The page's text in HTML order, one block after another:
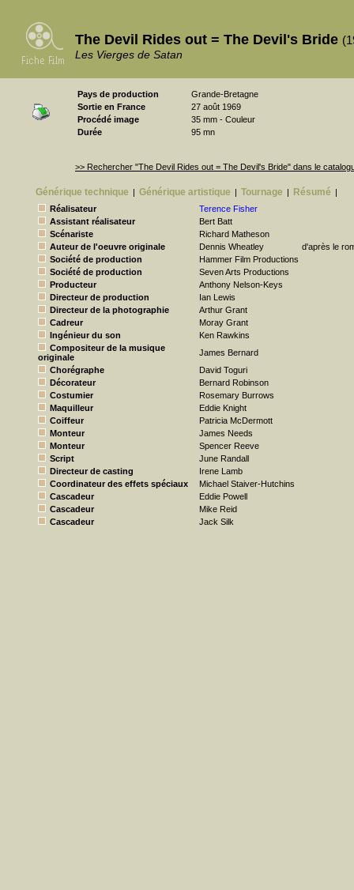
The Devil Rides out = The Devil's Bride
Les Vierges de Satan
Pays de production
Grande-Bretagne
Sortie en France
27 août 1969
Procédé image
35 mm - Couleur
Durée
95 mn
>> Rechercher "The Devil Rides out = The Devil's Bride" dans le
Générique technique | Générique artistique | Tournage | Résumé |
Réalisateur
Terence Fisher
Assistant réalisateur
Bert Batt
Scénariste
Richard Matheson
Auteur de l'oeuvre originale
Dennis Wheatley
d'après le
Société de production
Hammer Film Productions
Société de production
Seven Arts Productions
Producteur
Anthony Nelson-Keys
Directeur de production
Ian Lewis
Directeur de la photographie
Arthur Grant
Cadreur
Moray Grant
Ingénieur du son
Ken Rawkins
Compositeur de la musique
originale
James Bernard
Chorégraphe
David Toguri
Décorateur
Bernard Robinson
Costumier
Rosemary Burrows
Maquilleur
Eddie Knight
Coiffeur
Patricia McDermott
Monteur
James Needs
Monteur
Spencer Reeve
Script
June Randall
Directeur de casting
Irene Lamb
Coordinateur des effets spéciaux
Michael Staiver-Hutchins
Cascadeur
Eddie Powell
Cascadeur
Mike Reid
Cascadeur
Jack Silk